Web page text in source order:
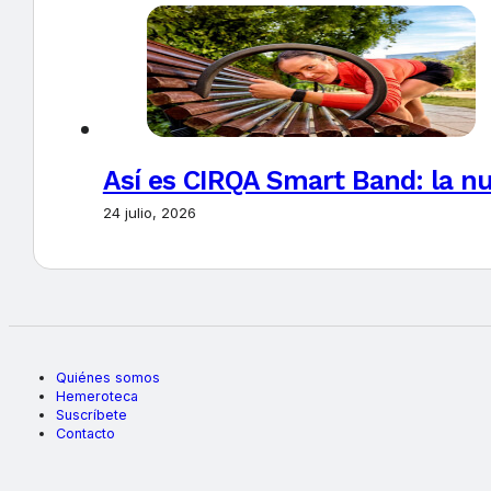
Así es CIRQA Smart Band: la
24 julio, 2026
Quiénes somos
Hemeroteca
Suscríbete
Contacto